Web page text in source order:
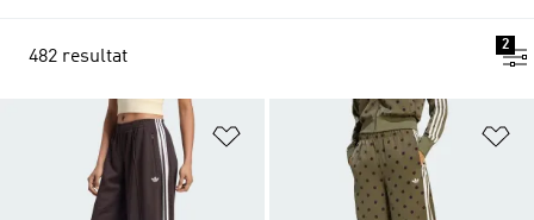
482 resultat
2
Lägg till på önskelistan